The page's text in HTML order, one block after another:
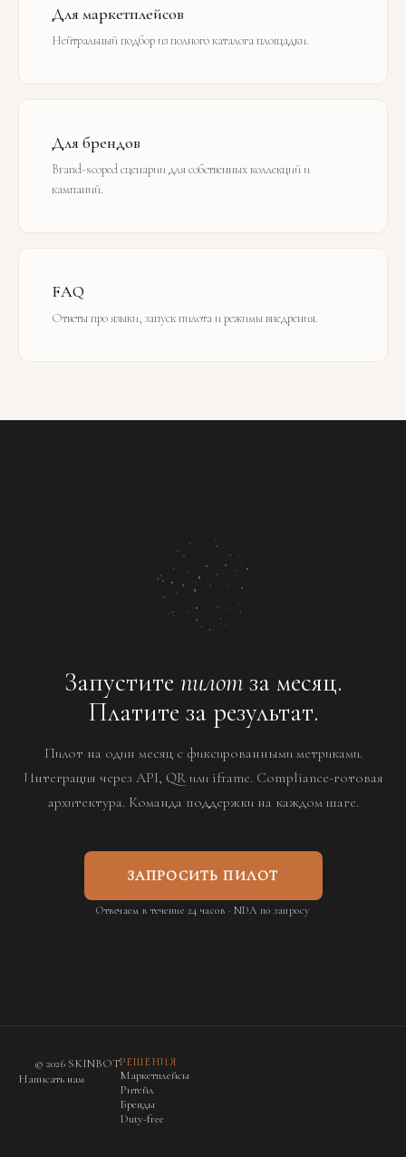
Для маркетплейсов
Нейтральный подбор из полного каталога площадки.
Для брендов
Brand-scoped сценарии для собственных коллекций и
кампаний.
FAQ
Ответы про языки, запуск пилота и режимы внедрения.
Запустите пилотза месяц.
Платите за результат.
Пилот на один месяц с фиксированными метриками.
Интеграция через API, QR или iframe. Compliance-готовая
архитектура. Команда поддержки на каждом шаге.
ЗАПРОСИТЬ ПИЛОТ
Отвечаем в течение 24 часов · NDA по запросу
© 2026 SKINBOT
Написать нам
РЕШЕНИЯ
Маркетплейсы
Ритейл
Бренды
Duty-free